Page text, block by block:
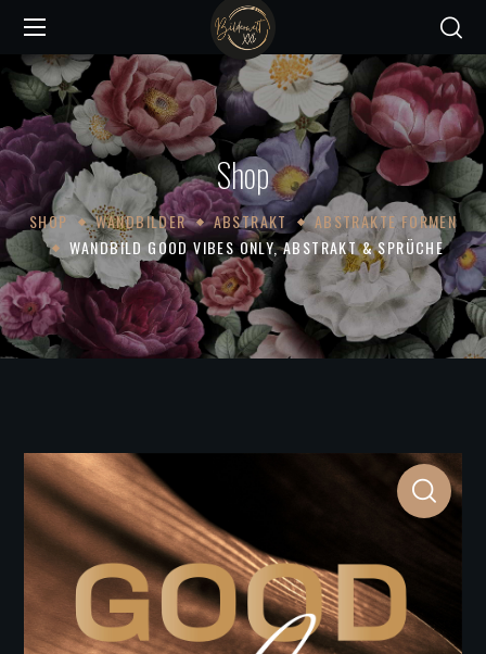
Shop
SHOP WANDBILDER ABSTRAKT
ABSTRAKTE FORMEN
WANDBILD GOOD VIBES ONLY, ABSTRAKT & SPRÜCHE